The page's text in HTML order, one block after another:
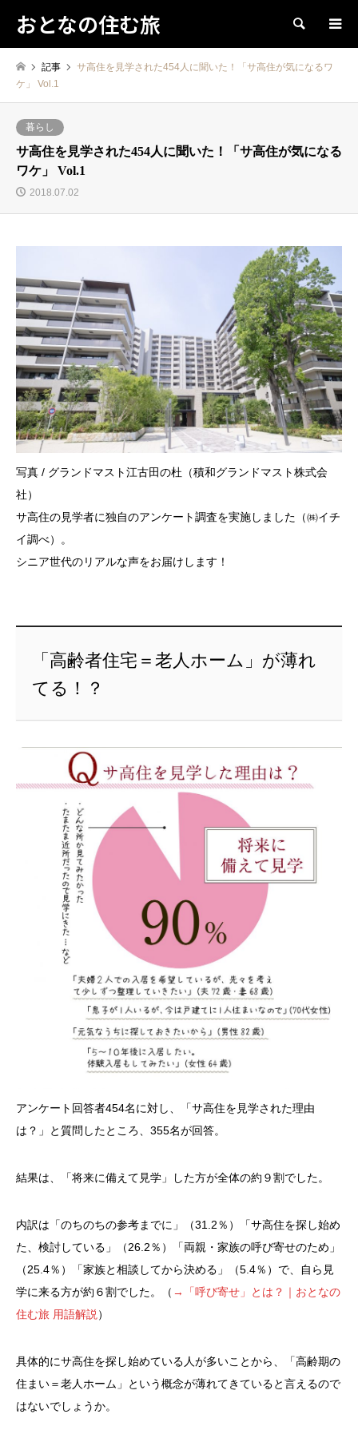
おとなの住む旅 検索
記事
サ高住を見学された454人に聞いた！「サ高住が気になるワ
ケ」 Vol.1
暮らし
サ高住を見学された454人に聞いた！「サ高住が気になる
ワケ」 Vol.1
2018.07.02
写真 / グランドマスト江古田の杜（積和グランドマスト株式会
社）
サ高住の見学者に独自のアンケート調査を実施しました（㈱イチ
イ調べ）。
シニア世代のリアルな声をお届けします！
「高齢者住宅＝老人ホーム」が薄れ
てる！？
アンケート回答者454名に対し、「サ高住を見学された理由
は？」と質問したところ、355名が回答。
結果は、「将来に備えて見学」した方が全体の約９割でした。
内訳は「のちのちの参考までに」（31.2％）「サ高住を探し始め
た、検討している」（26.2％）「両親・家族の呼び寄せのため」
（25.4％）「家族と相談してから決める」（5.4％）で、自ら見
学に来る方が約６割でした。（ →「呼び寄せ」とは？｜おとなの
住む旅 用語解説 ）
具体的にサ高住を探し始めている人が多いことから、「高齢期の
住まい＝老人ホーム」という概念が薄れてきていると言えるので
はないでしょうか。